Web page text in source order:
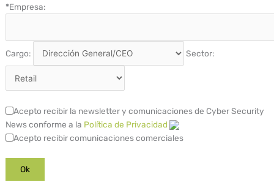
*Empresa:
Cargo: Sector:
Acepto recibir la newsletter y comunicaciones de Cyber Security
News conforme a la Política de Privacidad
Acepto recibir comunicaciones comerciales